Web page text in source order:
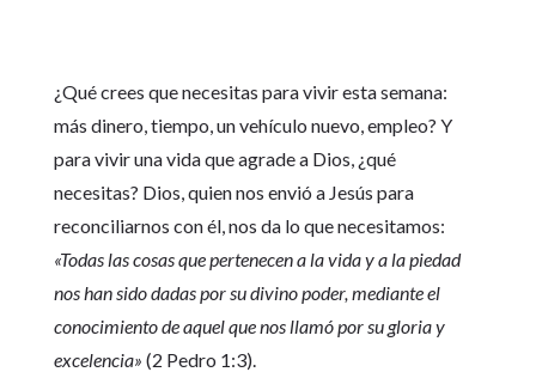
¿Qué crees que necesitas para vivir esta semana:
más dinero, tiempo, un vehículo nuevo, empleo? Y
para vivir una vida que agrade a Dios, ¿qué
necesitas? Dios, quien nos envió a Jesús para
reconciliarnos con él, nos da lo que necesitamos:
«Todas las cosas que pertenecen a la vida y a la piedad
nos han sido dadas por su divino poder, mediante el
conocimiento de aquel que nos llamó por su gloria y
excelencia» (2 Pedro 1:3).